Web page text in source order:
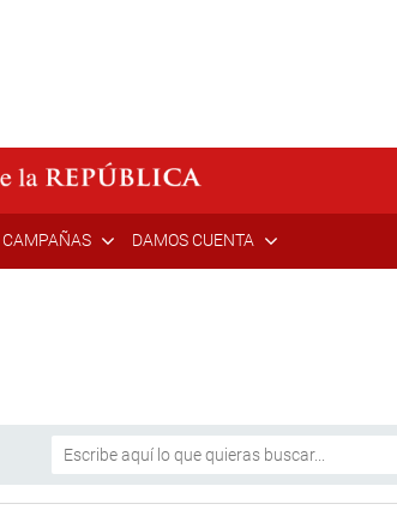
CAMPAÑAS DAMOS CUENTA